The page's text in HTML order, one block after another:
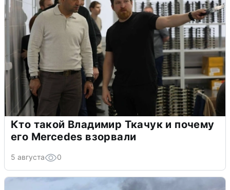
Кто такой Владимир Ткачук и почему
его Mercedes взорвали
5 августа 0